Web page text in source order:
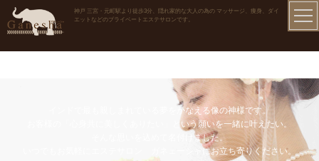
神戸 三宮・元町駅より徒歩3分、隠れ家的な大人の為の マッサージ、痩身、ダイ
エットなどのプライベートエステサロンです。
インドで最も親しまれている夢をかなえる像の神様です。
お客様の「心身共に美しくありたい」という願いを一緒に叶えたい。
そんな思いを込めて名付けました。
いつでもお気軽にエステサロン ガネェーシャにお立ち寄りください。